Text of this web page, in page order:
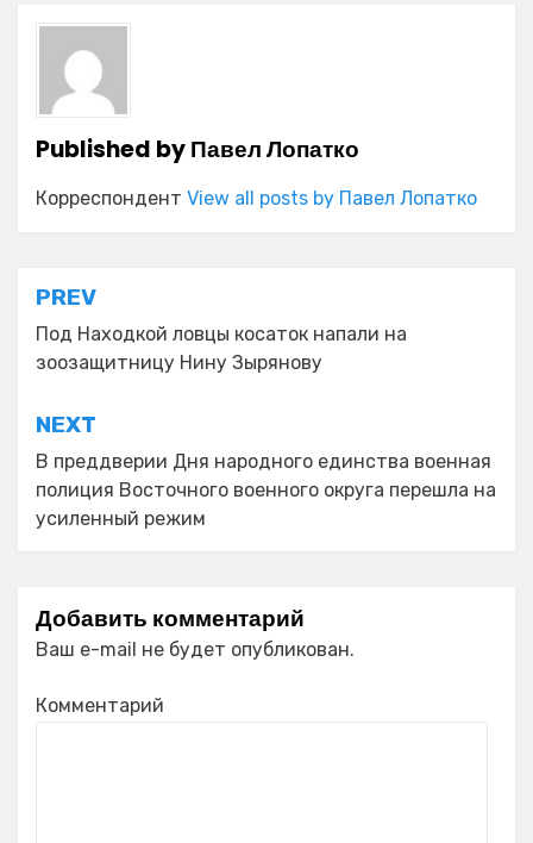
Published byПавел Лопатко
Корреспондент View all posts by Павел Лопатко
Навигация
по
записям
PREV
Под Находкой ловцы косаток напали на
зоозащитницу Нину Зырянову
NEXT
В преддверии Дня народного единства военная
полиция Восточного военного округа перешла на
усиленный режим
Добавить комментарий
Ваш e-mail не будет опубликован.
Комментарий